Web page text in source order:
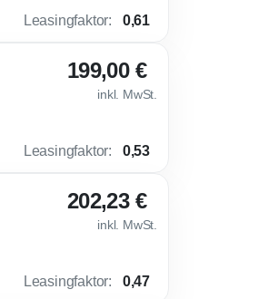
Leasingfaktor: 0,61
199,00 €
inkl. MwSt.
Leasingfaktor: 0,53
202,23 €
inkl. MwSt.
Leasingfaktor: 0,47